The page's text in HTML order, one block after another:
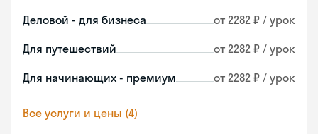
Деловой - для бизнеса от 2282 ₽ / урок
Для путешествий от 2282 ₽ / урок
Для начинающих - премиум от 2282 ₽ / урок
Все услуги и цены (4)